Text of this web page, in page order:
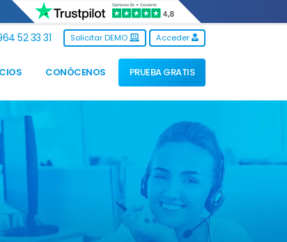
52 33 31 Solicitar DEMO Acceder
CONÓCENOS PRUEBA GRATIS